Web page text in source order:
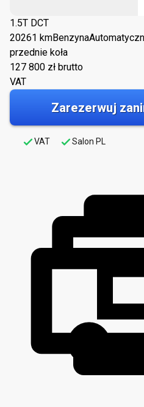
1.5T DCT
20261 kmBenzyna
przednie koła
127 800 zł brutto
VAT
Zarezerwuj
VAT Salon PL